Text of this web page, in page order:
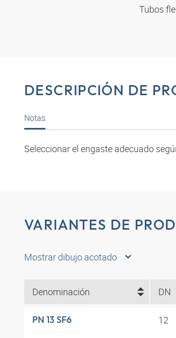
Tubos
DESCRIPCIÓN DE
Notas
Seleccionar el engaste adecuado
VARIANTES DE
Mostrar dibujo acotado
Denominación DN
PN 13 SF6 12